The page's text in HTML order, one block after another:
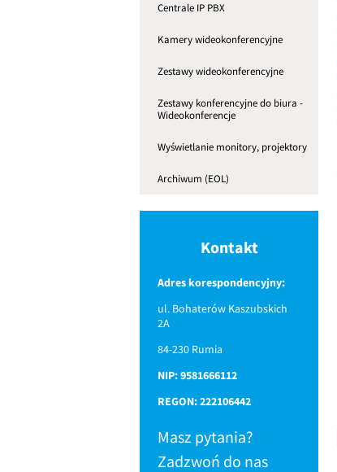
Centrale IP PBX
Kamery wideokonferencyjne
Zestawy wideokonferencyjne
Zestawy konferencyjne do biura -
Wideokonferencje
Wyświetlanie monitory, projektory
Archiwum (EOL)
Kontakt
Adres korespondencyjny:
ul. Bohaterów Kaszubskich
2A
84-230 Rumia
NIP: 9581666112
REGON: 222106442
Masz pytania?
Zadzwoń do nas